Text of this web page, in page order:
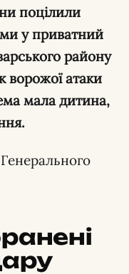
поцілили
у приватний
району
ворожої атаки
мала дитина,